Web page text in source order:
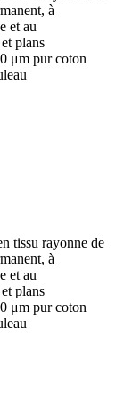
à
et au
plans
μm pur coton
tissu rayonne de
à
et au
plans
μm pur coton